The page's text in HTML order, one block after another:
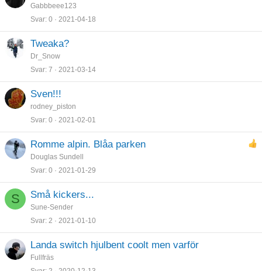
Gabbbeee123
Svar 0 2021-04-18
Tweaka?
Dr_Snow
Svar 7 2021-03-14
Sven!!!
rodney_piston
Svar 0 2021-02-01
Romme alpin. Blåa parken
Douglas Sundell
Svar 0 2021-01-29
S Små kickers...
Sune-Sender
Svar 2 2021-01-10
Landa switch hjulbent coolt men varför
Fullfräs